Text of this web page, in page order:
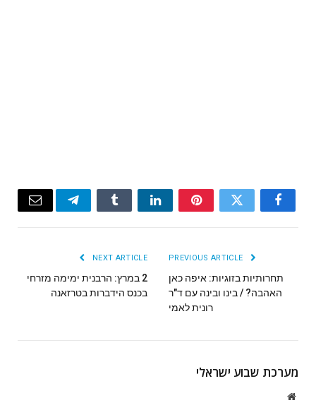
Facebook
Twitter
Pinterest
LinkedIn
Tumblr
Telegram
Email
תחרותיות בזוגיות: איפה כאן
האהבה? / בינו ובינה עם ד"ר
רונית לאמי
NEXT ARTICLE
2 במרץ: הרבנית ימימה מזרחי
בכנס הידברות בטרזאנה
מערכת שבוע ישראלי
Website